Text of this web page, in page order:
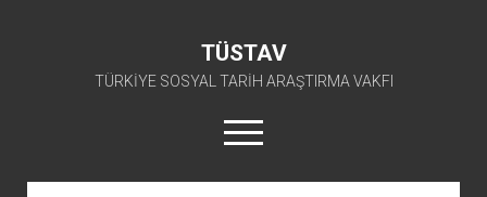
TÜSTAV
TÜRKİYE SOSYAL TARİH ARAŞTIRMA VAKFI
menüyü
aç
twitterfacebookinstagramyoutube